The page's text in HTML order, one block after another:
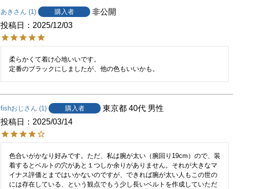
あき 1 購入者
非公開
投稿日
2025/12/03
柔らかくて着け心地いいです。
定番のブラックにしましたが、他の色もいいかも。
fishおじ 1 購入者 東京都 40代 男性
投稿日
2025/03/14
色合いがかなり好みです。ただ、私は腕が太い（腕回り19cm）ので、装
着するとベルトの穴があと１つしか余りがありません。それが大きなマ
イナス評価とまではいかないのですが、できれば腕が太い人もこの世の
には存在している、という観点でもう少し長いベルトを作成していただ